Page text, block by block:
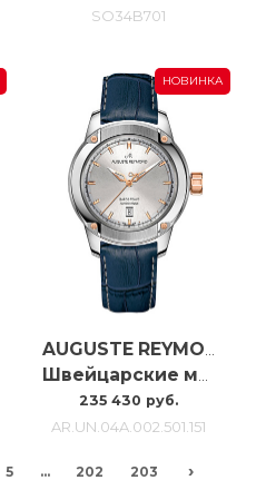
SO34B701
НОВИНКА
235 430 руб.
AR.UN.04A.002.501.151
5 ... 202 203 ›